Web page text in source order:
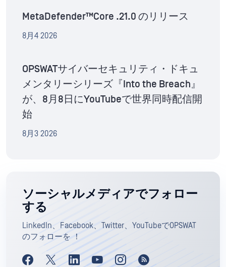
MetaDefender™Core .21.0 のリリース
8月4 2026
OPSWATサイバーセキュリティ・ドキュ
メンタリーシリーズ『Into the Breach』
が、8月8日にYouTubeで世界同時配信開
始
8月3 2026
ソーシャルメディアでフォロー
する
LinkedIn、Facebook、Twitter、YouTubeでOPSWAT
のフォローを ！